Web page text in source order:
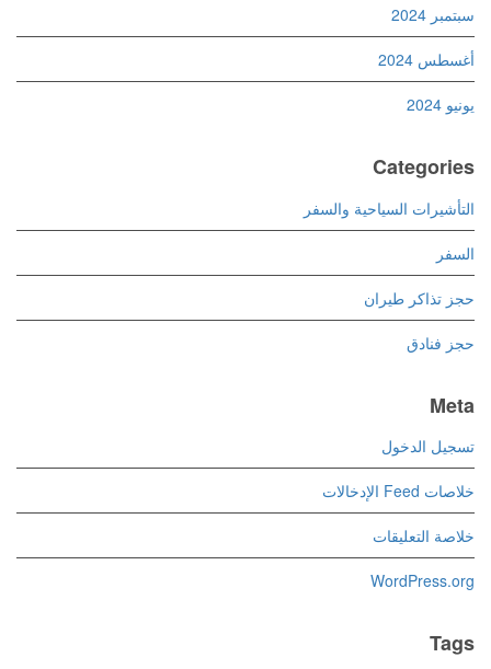
سبتمبر 2024
أغسطس 2024
يونيو 2024
Categories
التأشيرات السياحية والسفر
السفر
حجز تذاكر طيران
حجز فنادق
Meta
تسجيل الدخول
خلاصات Feed الإدخالات
خلاصة التعليقات
WordPress.org
Tags